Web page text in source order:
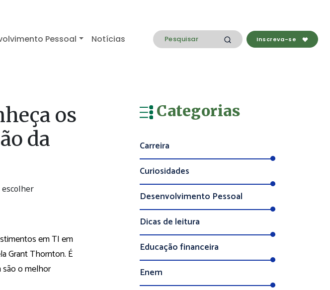
Pessoal Notícias Inscreva-se
os
da
escolher
em TI em
Grant Thornton. É
são o melhor
Categorias
Carreira
Curiosidades
Desenvolvimento Pessoal
Dicas de leitura
Educação financeira
Enem